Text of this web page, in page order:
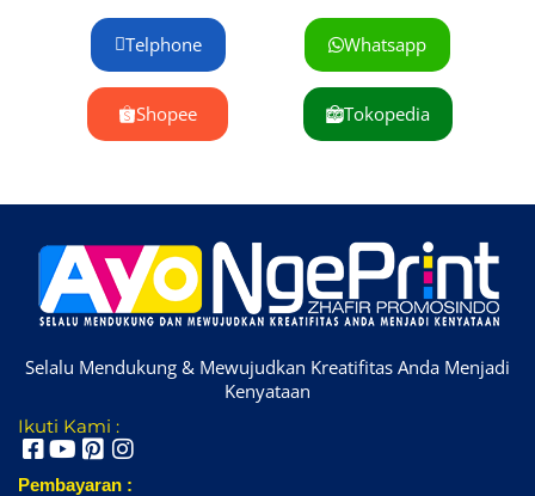
Telphone Whatsapp
Shopee Tokopedia
Selalu Mendukung & Mewujudkan Kreatifitas Anda Menjadi
Kenyataan
Ikuti Kami :
Pembayaran :